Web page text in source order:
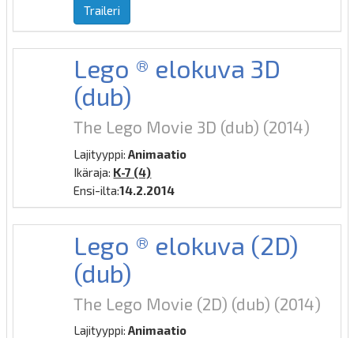
Traileri
Lego ® elokuva 3D
(dub)
The Lego Movie 3D (dub) (2014)
Lajityyppi:Animaatio
Ikäraja: K-7 (4)
Ensi-ilta:14.2.2014
Lego ® elokuva (2D)
(dub)
The Lego Movie (2D) (dub) (2014)
Lajityyppi:Animaatio